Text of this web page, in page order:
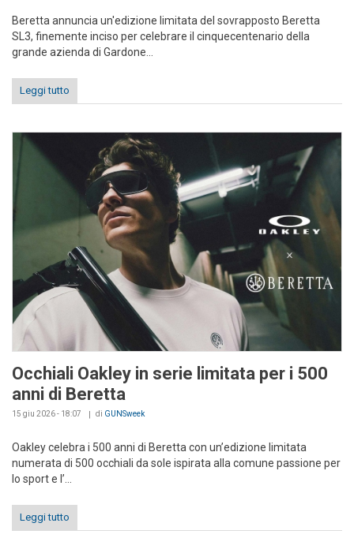
Beretta annuncia un'edizione limitata del sovrapposto Beretta
SL3, finemente inciso per celebrare il cinquecentenario della
grande azienda di Gardone...
Leggi tutto
Occhiali Oakley in serie limitata per i 500
anni di Beretta
15 giu 2026 - 18:07 di GUNSweek
Oakley celebra i 500 anni di Beretta con un’edizione limitata
numerata di 500 occhiali da sole ispirata alla comune passione per
lo sport e l’...
Leggi tutto